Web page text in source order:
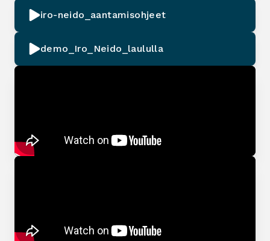
iro-neido_aantamisohjeet
demo_Iro_Neido_laululla